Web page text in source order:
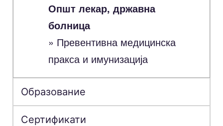
Општ лекар, државна
болница
» Превентивна медицинска
пракса и имунизација
Образование
Сертификати